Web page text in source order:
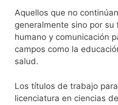
Aquellos que no
generalmente sino por su
humano y comunicación
campos como la
salud.
Los títulos de trabajo
licenciatura en ciencias